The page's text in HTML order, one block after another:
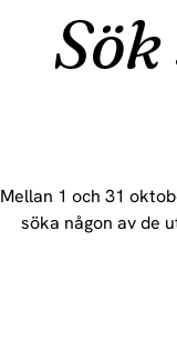
Mellan 1 och 31
söka någon av de